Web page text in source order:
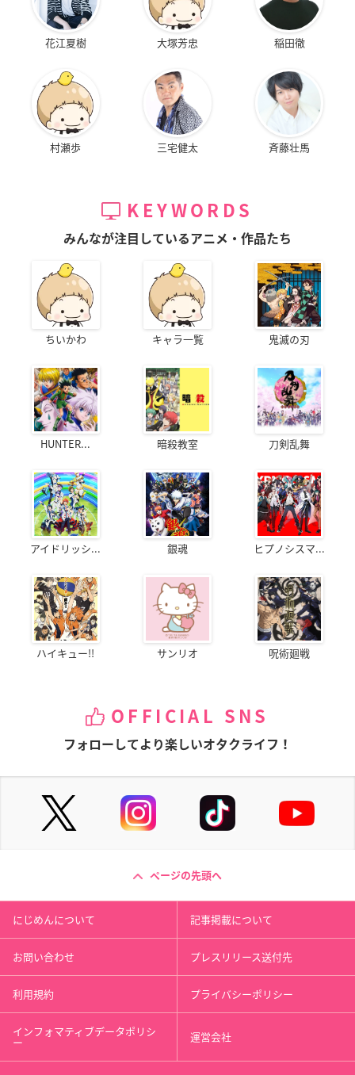
花江夏樹 大塚芳忠 稲田徹
村瀬歩 三宅健太 斉藤壮馬
KEYWORDS
みんなが注目しているアニメ・作品たち
ちいかわ キャラ一覧 鬼滅の刃
HUNTER... 暗殺教室 刀剣乱舞
アイドリッシ... 銀魂 ヒプノシスマ...
ハイキュー!! サンリオ 呪術廻戦
OFFICIAL SNS
フォローしてより楽しいオタクライフ！
ページの先頭へ
にじめんについて 記事掲載について
お問い合わせ プレスリリース送付先
利用規約 プライバシーポリシー
インフォマティブデータポリシ
ー 運営会社